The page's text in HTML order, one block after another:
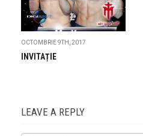
OCTOMBRIE 9TH, 2017
INVITAȚIE
LEAVE A REPLY